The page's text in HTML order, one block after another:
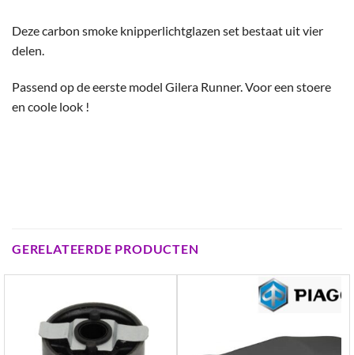
Deze carbon smoke knipperlichtglazen set bestaat uit vier
delen.
Passend op de eerste model Gilera Runner. Voor een stoere
en coole look !
GERELATEERDE PRODUCTEN